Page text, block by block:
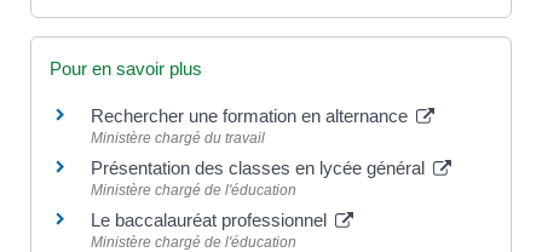
Pour en savoir plus
Rechercher une formation en alternance
Ministère chargé du travail
Présentation des classes en lycée général
Ministère chargé de l'éducation
Le baccalauréat professionnel
Ministère chargé de l'éducation